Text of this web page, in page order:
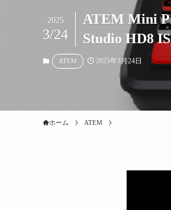
ATEM Mini
Studio HD8
2025
3/24
ATEM 2025年3月24日
ホーム ATEM